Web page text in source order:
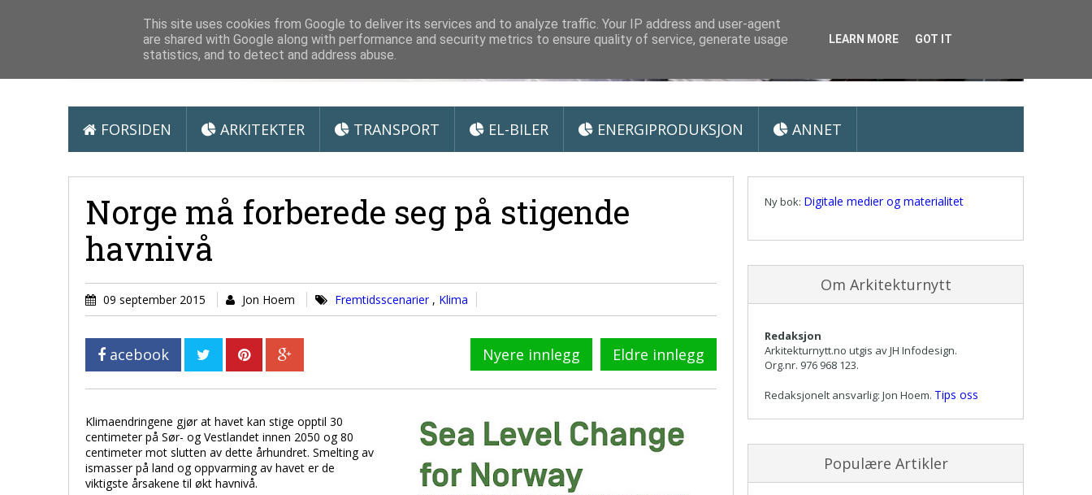
Arkitektur & Miljøteknologi
FORSIDEN ARKITEKTER TRANSPORT EL-BILER ENERGIPRODUKSJON ANNET
Norge må forberede seg på stigende
havnivå
09 september 2015 Jon Hoem Fremtidsscenarier , Klima
acebook Nyere innlegg Eldre innlegg
Klimaendringene gjør at havet kan stige opptil 30
centimeter på Sør- og Vestlandet innen 2050 og 80
centimeter mot slutten av dette århundret. Smelting av
ismasser på land og oppvarming av havet er de
viktigste årsakene til økt havnivå.
Ny bok: Digitale medier og materialitet
Om Arkitekturnytt
Redaksjon
Arkitekturnytt.no utgis av JH Infodesign.
Org.nr. 976 968 123.
Redaksjonelt ansvarlig: Jon Hoem. Tips oss
Populære Artikler
This site uses cookies from Google to deliver its services and to analyze traffic. Your IP address and user-agent
are shared with Google along with performance and security metrics to ensure quality of service, generate usage
statistics, and to detect and address abuse.
LEARN MORE GOT IT